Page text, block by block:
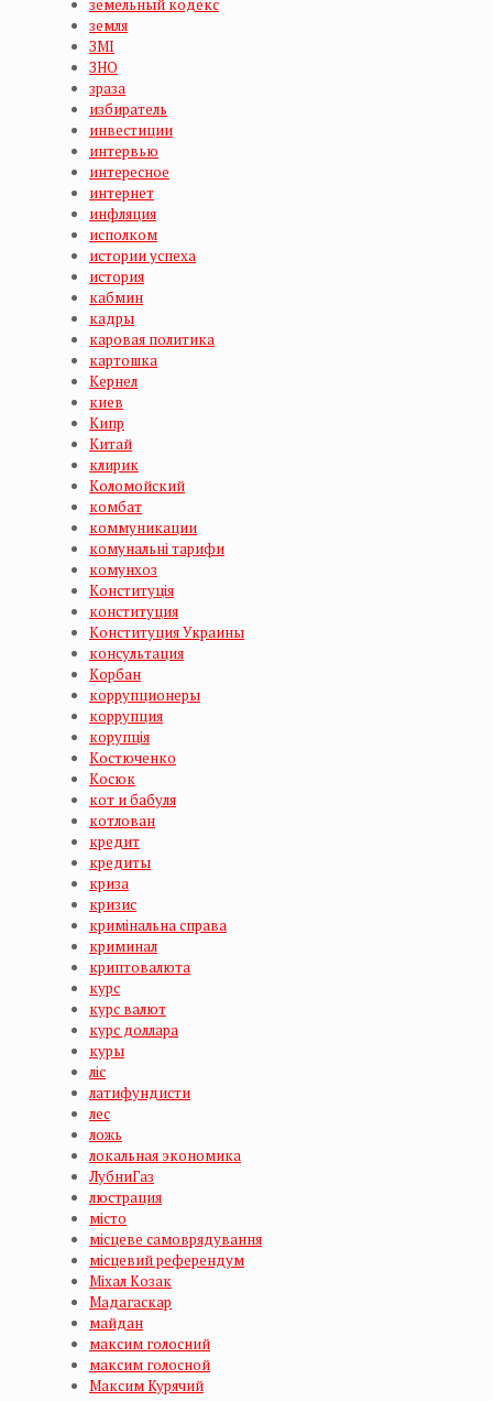
земельный кодекс
земля
ЗМІ
ЗНО
зраза
избиратель
инвестиции
интервью
интересное
интернет
инфляция
исполком
истории успеха
история
кабмин
кадры
каровая политика
картошка
Кернел
киев
Кипр
Китай
клирик
Коломойский
комбат
коммуникации
комунальні тарифи
комунхоз
Конституція
конституция
Конституция Украины
консультация
Корбан
коррупционеры
коррупция
корупція
Костюченко
Косюк
кот и бабуля
котлован
кредит
кредиты
криза
кризис
кримінальна справа
криминал
криптовалюта
курс
курс валют
курс доллара
куры
ліс
латифундисти
лес
ложь
локальная экономика
ЛубниГаз
люстрация
місто
місцеве самоврядування
місцевий референдум
Міхал Козак
Мадагаскар
майдан
максим голосний
максим голосной
Максим Курячий